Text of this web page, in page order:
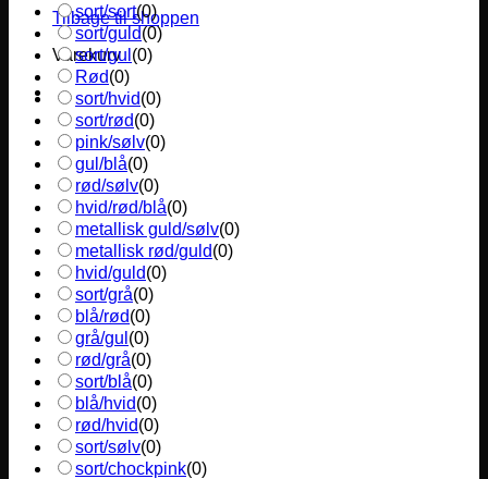
Tilbage til shoppen
Varekurv
sort/sort(0)
sort/guld(0)
sort/gul (0)
Rød(0)
sort/hvid(0)
sort/rød(0)
pink/sølv(0)
gul/blå(0)
rød/sølv(0)
hvid/rød/blå(0)
metallisk guld/sølv(0)
metallisk rød/guld(0)
hvid/guld(0)
sort/grå(0)
blå/rød(0)
grå/gul (0)
rød/grå(0)
sort/blå(0)
blå/hvid(0)
rød/hvid(0)
sort/sølv(0)
sort/chockpink(0)